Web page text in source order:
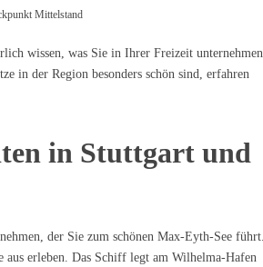
Mittelstand
wissen, was Sie in Ihrer Freizeit unternehmen
in der Region besonders schön sind, erfahren
in Stuttgart und
der Sie zum schönen Max-Eyth-See führt.
aus erleben. Das Schiff legt am Wilhelma-Hafen